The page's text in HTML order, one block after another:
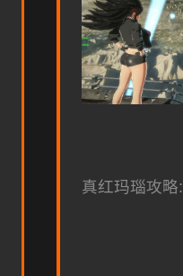
真红玛瑙攻略: